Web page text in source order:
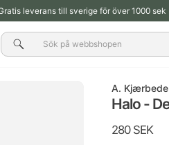
leverans till sverige för över 1000
A. Kjærbede
Halo -
Normalpris
280 SEK